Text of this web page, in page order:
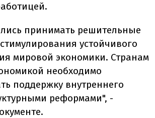
принимать решительные
устойчивого
мировой экономики. Странам
необходимо
поддержку внутреннего
реформами", -